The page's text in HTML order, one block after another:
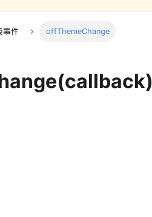
事件 offThemeChange